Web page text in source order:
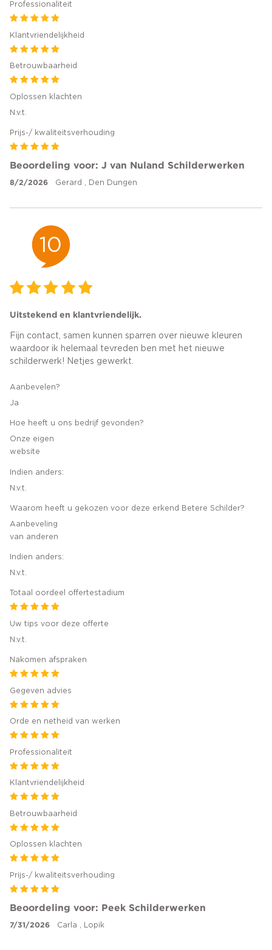
Professionaliteit
Klantvriendelijkheid
Betrouwbaarheid
Oplossen klachten
N.v.t.
Prijs-/ kwaliteitsverhouding
Beoordeling voor: J van Nuland Schilderwerken
8/2/2026 Gerard , Den Dungen
10
Uitstekend en klantvriendelijk.
Fijn contact, samen kunnen sparren over nieuwe kleuren
waardoor ik helemaal tevreden ben met het nieuwe
schilderwerk! Netjes gewerkt.
Aanbevelen?
Ja
Hoe heeft u ons bedrijf gevonden?
Onze eigen
website
Indien anders:
N.v.t.
Waarom heeft u gekozen voor deze erkend Betere Schilder?
Aanbeveling
van anderen
Indien anders:
N.v.t.
Totaal oordeel offertestadium
Uw tips voor deze offerte
N.v.t.
Nakomen afspraken
Gegeven advies
Orde en netheid van werken
Professionaliteit
Klantvriendelijkheid
Betrouwbaarheid
Oplossen klachten
Prijs-/ kwaliteitsverhouding
Beoordeling voor: Peek Schilderwerken
7/31/2026 Carla , Lopik